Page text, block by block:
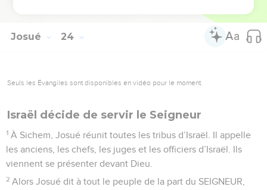
Josué 24
Seuls les Évangiles sont disponibles en vidéo pour le moment.
Israël décide de servir le Seigneur
1 À Sichem, Josué réunit toutes les tribus d’Israël. Il appelle
les anciens, les chefs, les juges et les officiers d’Israël. Ils
viennent se présenter devant Dieu.
2 Alors Josué dit à tout le peuple de la part du SEIGNEUR,